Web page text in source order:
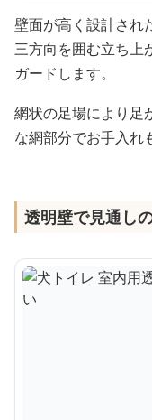
壁面が高く設計され
三方向を囲む立ち上
ガードします。
網状の足場により足
な網部分でお手入れ
透明壁で見通し